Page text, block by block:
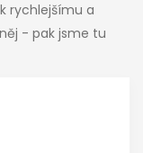
rychlejšímu a
- pak jsme tu